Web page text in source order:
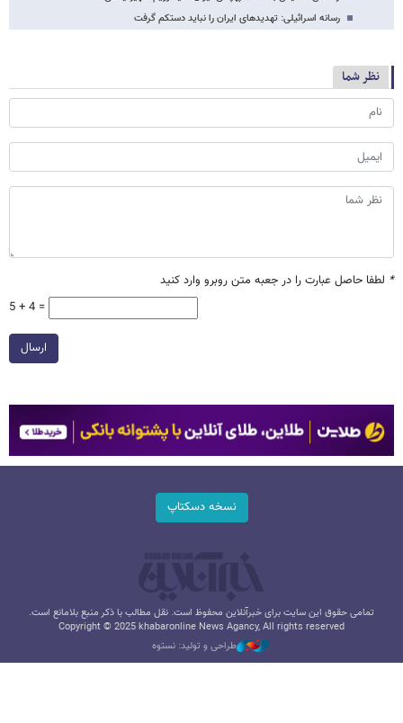
رسانه اسرائیلی: تهدیدهای ایران را نباید دستکم گرفت
نظر شما
* لطفا حاصل عبارت را در جعبه متن روبرو وارد کنید
5 + 4 =
ارسال
نسخه دسکتاپ
تمامی حقوق این سایت برای خبرآنلاین محفوظ است. نقل مطالب با ذکر منبع بلامانع است.
Copyright © 2025 khabaronline News Agancy, All rights reserved
طراحی و تولید: نستوه